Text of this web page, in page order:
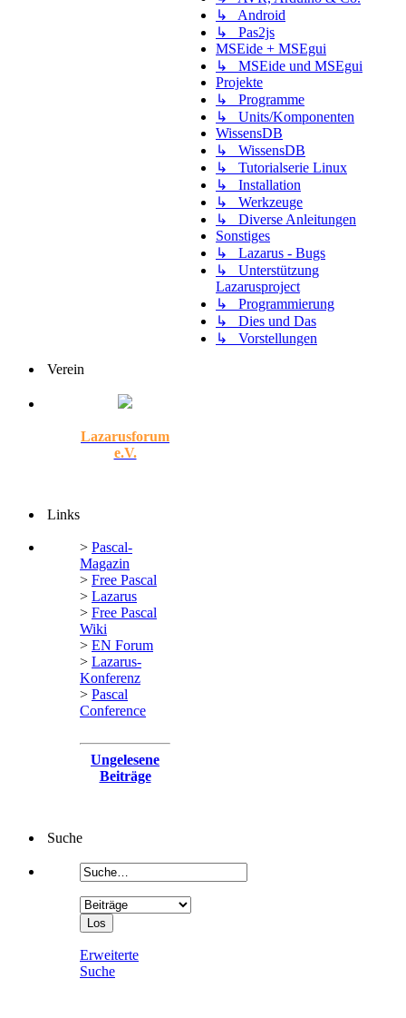
↳ Android
↳ Pas2js
MSEide + MSEgui
↳ MSEide und MSEgui
Projekte
↳ Programme
↳ Units/Komponenten
WissensDB
↳ WissensDB
↳ Tutorialserie Linux
↳ Installation
↳ Werkzeuge
↳ Diverse Anleitungen
Sonstiges
↳ Lazarus - Bugs
↳ Unterstützung
Lazarusproject
↳ Programmierung
↳ Dies und Das
↳ Vorstellungen
Verein
Lazarusforum
e.V.
Links
> Pascal-
Magazin
> Free Pascal
> Lazarus
> Free Pascal
Wiki
> EN Forum
> Lazarus-
Konferenz
> Pascal
Conference
Ungelesene
Beiträge
Suche
Erweiterte
Suche